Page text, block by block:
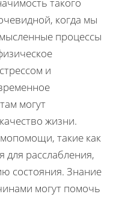
когда мы
процессы
и
могут
жизни.
такие как
для расслабления,
состояния. Знание
могут помочь